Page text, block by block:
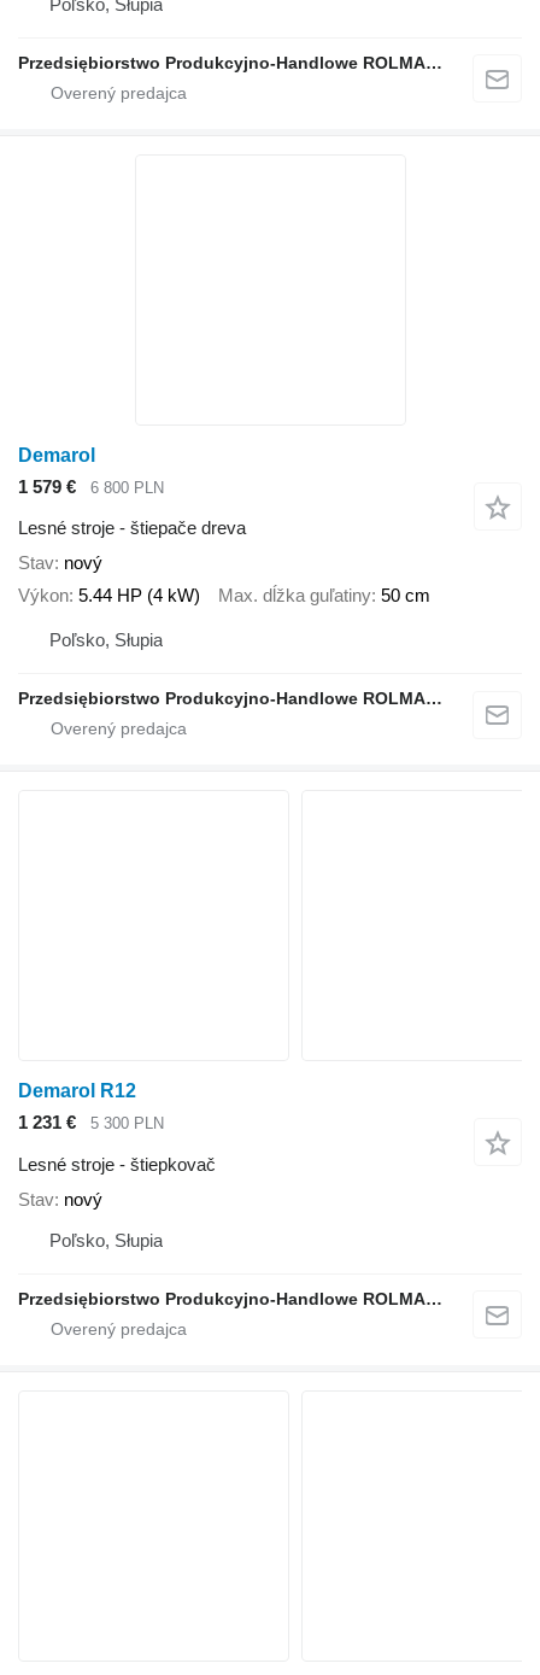
Poľsko, Słupia
Przedsiębiorstwo Produkcyjno-Handlowe ROLMAPOL Marcin Dziekan
Demarol
1 579 €
6 800 PLN
Lesné stroje - štiepače dreva
Stav nový
Výkon 5.44 HP (4 kW) Max. dĺžka guľatiny 50 cm
Poľsko, Słupia
Przedsiębiorstwo Produkcyjno-Handlowe ROLMAPOL Marcin Dziekan
Demarol R12
1 231 €
5 300 PLN
Lesné stroje - štiepkovač
Stav nový
Poľsko, Słupia
Przedsiębiorstwo Produkcyjno-Handlowe ROLMAPOL Marcin Dziekan